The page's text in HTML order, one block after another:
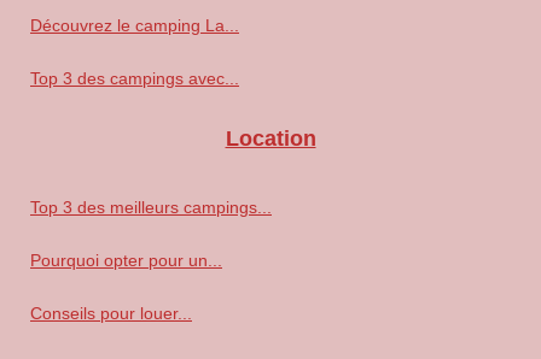
Découvrez le camping La...
Top 3 des campings avec...
Location
Top 3 des meilleurs campings...
Pourquoi opter pour un...
Conseils pour louer...